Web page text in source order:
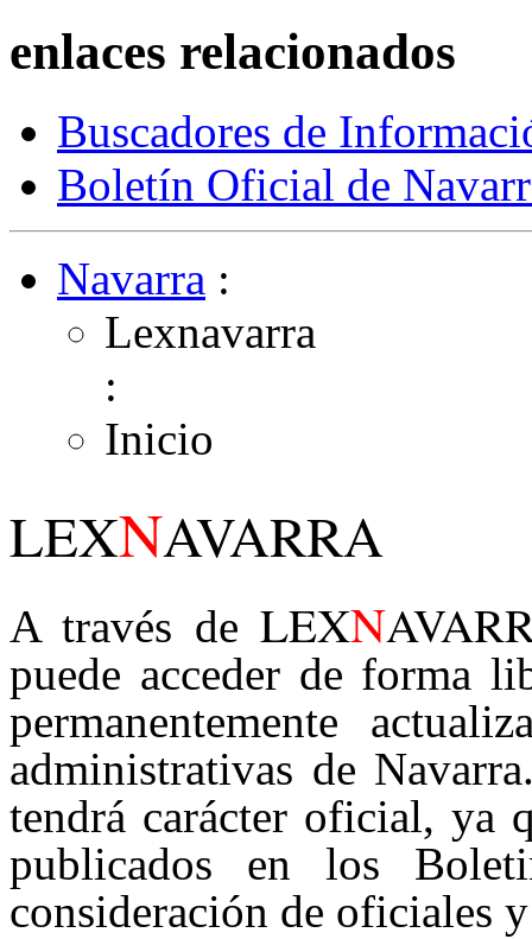
enlaces relacionados
Buscadores de
Boletín Oficial de
Navarra :
Lexnavarra
:
Inicio
LEXNAVARRA
A través de LEXN
puede acceder de forma
permanentemente
administrativas de
tendrá carácter oficial, ya
publicados en los
consideración de oficiales